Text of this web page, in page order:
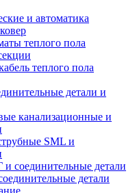
и автоматика
теплого пола
теплого пола
детали и
канализационные и
SML и
соединительные детали
детали